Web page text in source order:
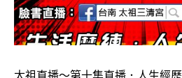
太祖直播～第十集直播．人生經歷